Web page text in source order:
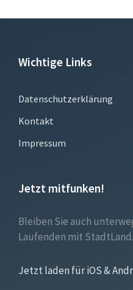
Wichtige Links
Datenschutzerklärung
Kontakt
Impressum
Jetzt mitfunken!
Bleiben Sie auch
Laufenden mit
Jetzt laden für iOS &